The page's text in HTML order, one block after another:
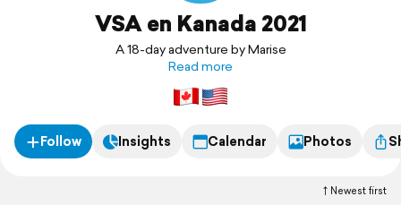
Support
VSA en Kanada 2021
A 18-day adventure by Marise
Read more
Follow Insights Calendar Photos
Newest first